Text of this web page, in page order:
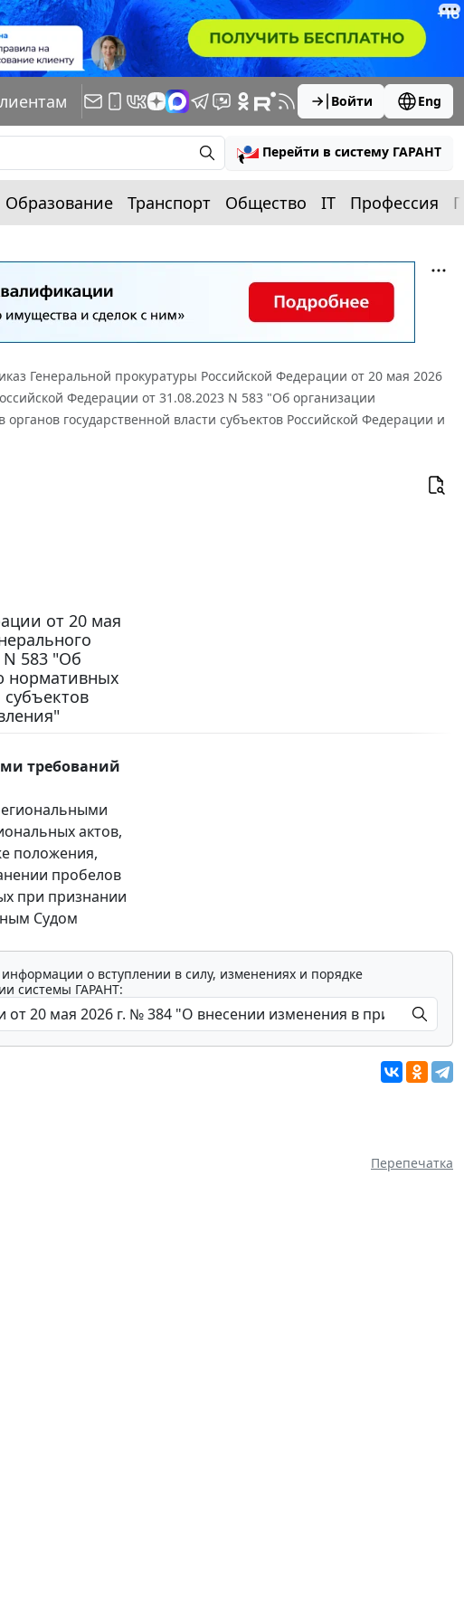
Войти Eng
Перейти в систему ГАРАНТ
Образование Транспорт Общество IT Профессия
Генеральной прокуратуры Российской Федерации от 20 мая 2026
Федерации от 31.08.2023 N 583 "Об организации
государственной власти субъектов Российской Федерации и
от 20 мая
583 "Об
нормативных
требований
актов,
положения,
пробелов
при признании
Судом
о вступлении в силу, изменениях и порядке
системы ГАРАНТ:
Перепечатка